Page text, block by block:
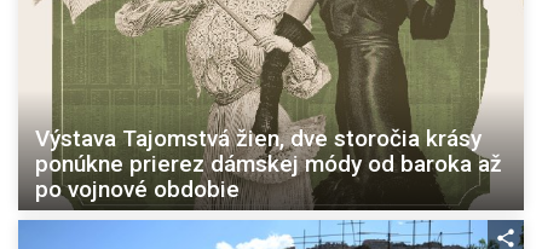
Výstava Tajomstvá žien, dve storočia krásy
ponúkne prierez dámskej módy od baroka až
po vojnové obdobie